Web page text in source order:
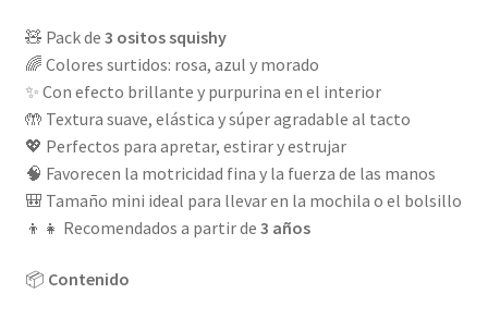
🧸 Pack de 3 ositos squishy
🌈 Colores surtidos: rosa, azul y morado
✨ Con efecto brillante y purpurina en el interior
🤲 Textura suave, elástica y súper agradable al tacto
💖 Perfectos para apretar, estirar y estrujar
🧠 Favorecen la motricidad fina y la fuerza de las manos
🎒 Tamaño mini ideal para llevar en la mochila o el bolsillo
👦👧 Recomendados a partir de 3 años
📦 Contenido